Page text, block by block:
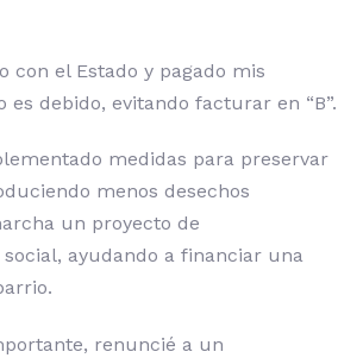
con el Estado y pagado mis
es debido, evitando facturar en “B”.
medidas para preservar
menos desechos
un proyecto de
ayudando a financiar una
renuncié a un